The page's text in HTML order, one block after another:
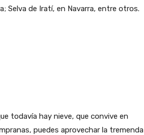
Selva de Iratí, en Navarra, entre otros.
todavía hay nieve, que convive en
puedes aprovechar la tremenda